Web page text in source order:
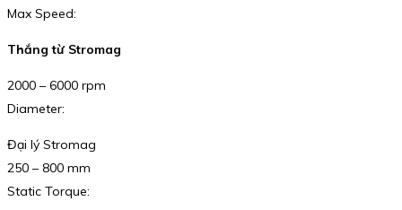
Max Speed:
Thắng từ Stromag
2000 – 6000 rpm
Diameter:
Đại lý Stromag
250 – 800 mm
Static Torque: